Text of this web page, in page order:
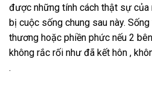
được những tính cách thật sự của
bị cuộc sống chung sau này.
thương hoặc phiền phức nếu 2
không rắc rối như đã kết hôn ,
.